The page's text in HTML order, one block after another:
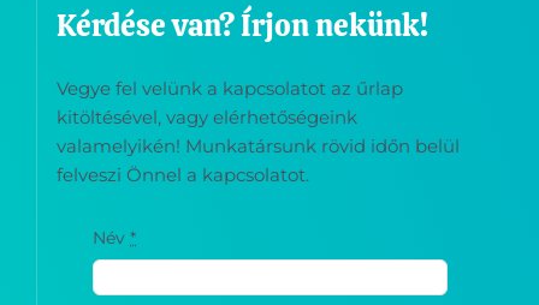
Vegye fel velünk a kapcsolatot az űrlap
valamelyikén! Munkatársunk rövid időn belül
felveszi Önnel a kapcsolatot.
Név*